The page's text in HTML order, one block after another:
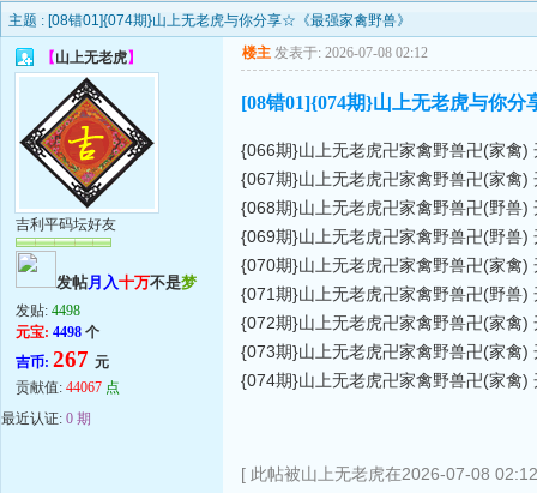
主题 : [08错01]{074期}山上无老虎与你分享☆《最强家禽野兽》
【山上无老虎】
吉利平码坛好友
发帖月入十万不是梦
发贴: 4498
元宝: 4498 个
吉币: 267 元
贡献值: 44067 点
最近认证: 0 期
楼主 发表于: 2026-07-08 02:12
[08错01]{074期}山上无老虎与你
{066期}山上无老虎卍家禽野兽卍(家禽)
{067期}山上无老虎卍家禽野兽卍(家禽)
{068期}山上无老虎卍家禽野兽卍(野兽)
{069期}山上无老虎卍家禽野兽卍(野兽)
{070期}山上无老虎卍家禽野兽卍(家禽)
{071期}山上无老虎卍家禽野兽卍(野兽)
{072期}山上无老虎卍家禽野兽卍(家禽)
{073期}山上无老虎卍家禽野兽卍(家禽)
{074期}山上无老虎卍家禽野兽卍(家禽)
[ 此帖被山上无老虎在2026-07-08